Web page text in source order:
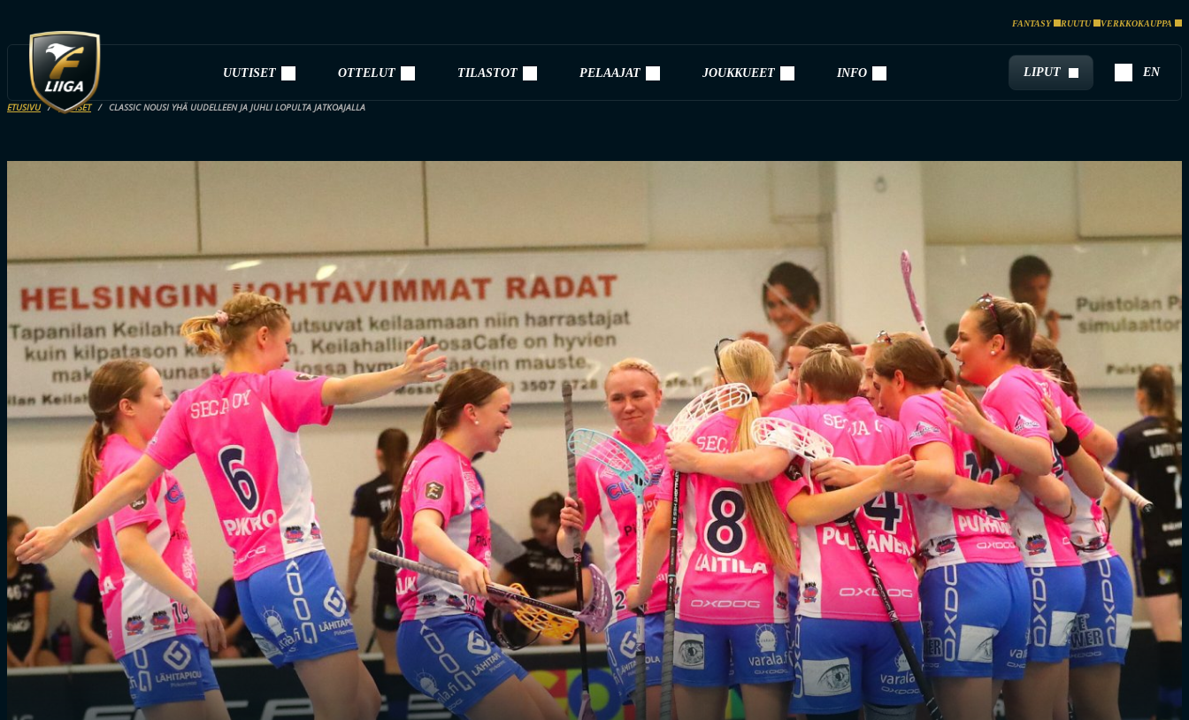
FANTASY RUUTU VERKKOKAUPPA
UUTISET OTTELUT TILASTOT PELAAJAT JOUKKUEET INFO LIPUT EN
ETUSIVU UUTISET CLASSIC NOUSI YHÄ UUDELLEEN JA JUHLI LOPULTA JATKOAJALLA